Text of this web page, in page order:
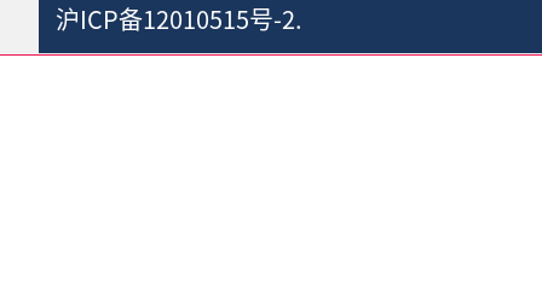
沪ICP备12010515号-2.